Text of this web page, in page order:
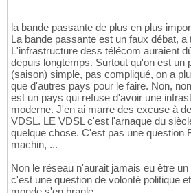
la bande passante de plus en plus
La bande passante est un faux débat, a
L'infrastructure dess télécom auraient
depuis longtemps. Surtout qu'on est un
(saison) simple, pas compliqué, on a
que d'autres pays pour le faire. Non,
est un pays qui refuse d'avoir une
moderne. J'en ai marre des excuse à
VDSL. LE VDSL c'est l'arnaque du
quelque chose. C'est pas une question
machin, ...
Non le réseau n'aurait jamais eu être
c'est une question de volonté politique